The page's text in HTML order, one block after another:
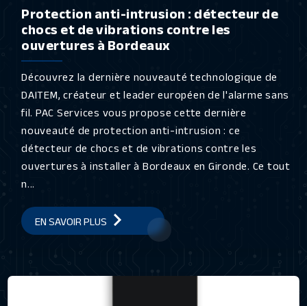
Protection anti-intrusion : détecteur de
chocs et de vibrations contre les
ouvertures à Bordeaux
Découvrez la dernière nouveauté technologique de
DAITEM, créateur et leader européen de l'alarme sans
fil. PAC Services vous propose cette dernière
nouveauté de protection anti-intrusion : ce
détecteur de chocs et de vibrations contre les
ouvertures à installer à Bordeaux en Gironde. Ce tout
n...
EN SAVOIR PLUS